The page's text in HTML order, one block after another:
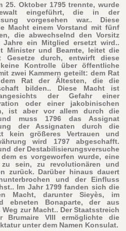
25. Oktober 1795 trennte, wurde
eingeführt, die in der
vorgesehen war.. Diese
Macht einem Vorstand mit fünf
die abwechselnd den Vorsitz
ein Mitglied ersetzt wird..
Minister und Beamte, leitet die
Gesetze durch, entwirft diese
Kontrolle über öffentliche
zwei Kammern geteilt: dem Rat
Rat der Ältesten, die die
bilden.. Diese Macht ist
der Gefahr einer
oder einer jakobinischen
ist aber vor allem durch die
muss 1796 das Assignat
der Assignaten durch die
kein größeres Vertrauen und
wird 1797 abgeschafft.
der Destabilisierungsversuche
es vorgeworfen wurde, eine
zu sein, zu revolutionären und
zurück. Darüber hinaus dauert
und der Einfluss
Im Jahr 1799 fanden sich die
Macht, darunter Sieyès, im
ebneten Bonaparte, der aus
zur Macht.. Der Staatsstreich
VIII ermöglichte die
unter dem Namen Konsulat.